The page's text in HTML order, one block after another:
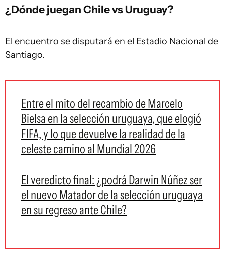
¿Dónde juegan Chile vs Uruguay?
El encuentro se disputará en el Estadio Nacional de
Santiago.
Entre el mito del recambio de Marcelo
Bielsa en la selección uruguaya, que elogió
FIFA, y lo que devuelve la realidad de la
celeste camino al Mundial 2026
El veredicto final: ¿podrá Darwin Núñez ser
el nuevo Matador de la selección uruguaya
en su regreso ante Chile?